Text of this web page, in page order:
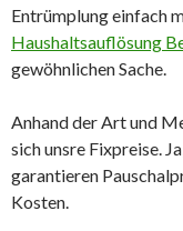
Entrümplung einfach
Haushaltsauflösung
gewöhnlichen Sache.
Anhand der Art und
sich unsre Fixpreise.
garantieren
Kosten.